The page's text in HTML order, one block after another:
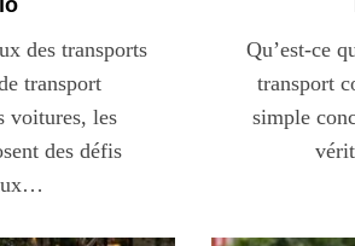
des transports
transport
voitures, les
des défis
Qu’est-ce
transport
simple